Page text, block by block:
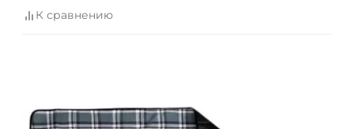
К сравнению